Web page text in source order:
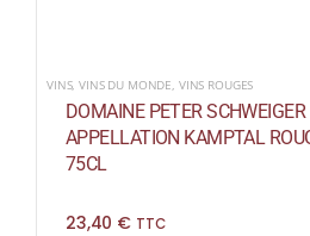
VINS,VINS DU MONDE VINS ROUGES
DOMAINE PETER SCHWEIGER
APPELLATION KAMPTAL
75CL
23,40 € TTC